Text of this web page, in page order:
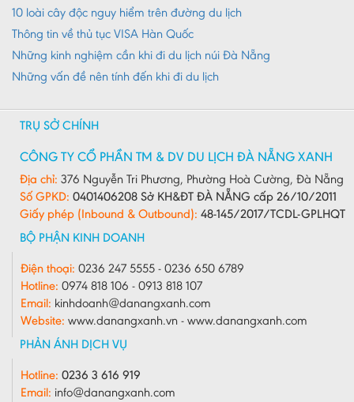
10 loài cây độc nguy hiểm trên đường du lịch
Thông tin về thủ tục VISA Hàn Quốc
Những kinh nghiệm cần khi đi du lịch núi Đà Nẵng
Những vấn đề nên tính đến khi đi du lịch
TRỤ SỞ CHÍNH
CÔNG TY CỔ PHẦN TM & DV DU LỊCH ĐÀ NẴNG XANH
Địa chỉ: 376 Nguyễn Tri Phương, Phường Hoà Cường, Đà Nẵng
Số GPKD: 0401406208 Sở KH&ĐT ĐÀ NẴNG cấp 26/10/2011
Giấy phép (Inbound & Outbound): 48-145/2017/TCDL-GPLHQT
BỘ PHẬN KINH DOANH
Điện thoại: 0236 247 5555 - 0236 650 6789
Hotline: 0974 818 106 - 0913 818 107
Email: kinhdoanh@danangxanh.com
Website: www.danangxanh.vn - www.danangxanh.com
PHẢN ÁNH DỊCH VỤ
Hotline: 0236 3 616 919
Email: info@danangxanh.com